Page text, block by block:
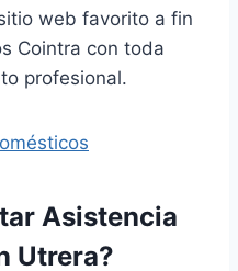
web favorito a fin
Cointra con toda
profesional.
Asistencia
Utrera?